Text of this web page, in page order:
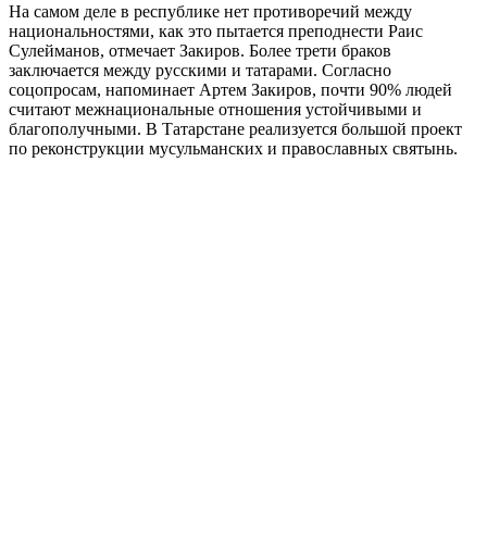
На самом деле в республике нет противоречий между
национальностями, как это пытается преподнести Раис
Сулейманов, отмечает Закиров. Более трети браков
заключается между русскими и татарами. Согласно
соцопросам, напоминает Артем Закиров, почти 90% людей
считают межнациональные отношения устойчивыми и
благополучными. В Татарстане реализуется большой проект
по реконструкции мусульманских и православных святынь.